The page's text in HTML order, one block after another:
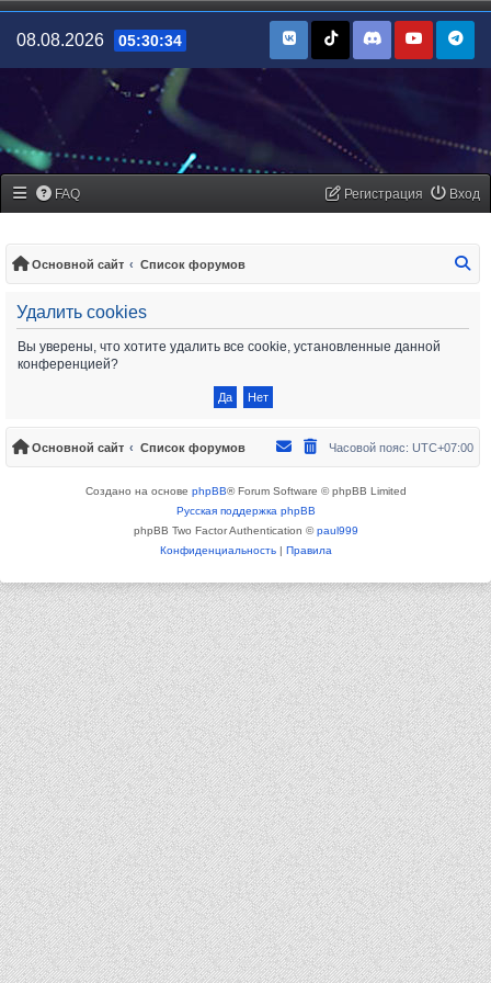
08.08.2026 05:30:34
FAQ Вход
Регистрация
Основной сайт Список форумов
Удалить cookies
Вы уверены, что хотите удалить все cookie, установленные данной
конференцией?
Основной сайт Список форумов Часовой пояс: UTC+07:00
Создано на основе phpBB® Forum Software © phpBB Limited
Русская поддержка phpBB
phpBB Two Factor Authentication ©paul999
Конфиденциальность| Правила